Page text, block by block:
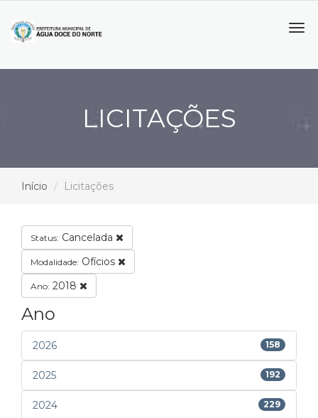
LICITAÇÕES
Início Licitações
Status: Cancelada
Modalidade: Ofícios
Ano: 2018
Ano
2026 158
2025 192
2024 229